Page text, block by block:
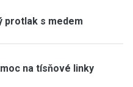
protlak s medem
na tísňové linky